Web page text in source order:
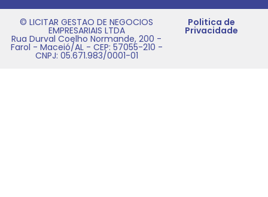
© LICITAR GESTAO DE NEGOCIOS
EMPRESARIAIS LTDA
Rua Durval Coelho Normande, 200 -
Farol - Maceió/AL - CEP: 57055-210 -
CNPJ: 05.671.983/0001-01
Politica de
Privacidade